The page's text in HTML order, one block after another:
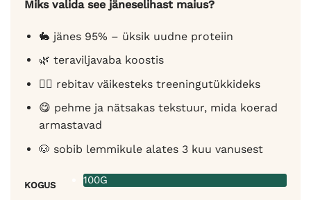
Miks valida see jäneselihast maius?
🐇 jänes 95% – üksik uudne proteiin
🌿 teraviljavaba koostis
🐕‍🦺 rebitav väikesteks treeningutükkideks
😋 pehme ja nätsakas tekstuur, mida koerad
armastavad
🐶 sobib lemmikule alates 3 kuu vanusest
KOGUS 100G